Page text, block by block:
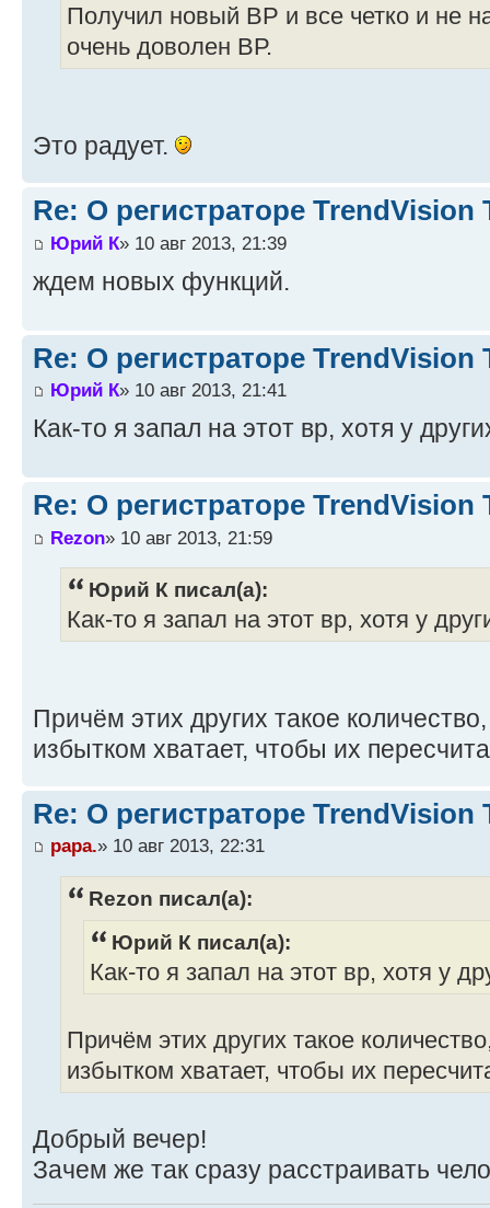
Получил новый ВР и все четко и не
очень доволен ВР.
Это радует.
Re: О регистраторе TrendVision
Юрий К» 10 авг 2013, 21:39
ждем новых функций.
Re: О регистраторе TrendVision
Юрий К» 10 авг 2013, 21:41
Как-то я запал на этот вр, хотя у
Re: О регистраторе TrendVision
Rezon» 10 авг 2013, 21:59
Юрий К писал(а):
Как-то я запал на этот вр, хотя у
Причём этих других такое
избытком хватает, чтобы их
Re: О регистраторе TrendVision
papa.» 10 авг 2013, 22:31
Rezon писал(а):
Юрий К писал(а):
Как-то я запал на этот вр, хотя у
Причём этих других такое
избытком хватает, чтобы их
Добрый вечер!
Зачем же так сразу расстраивать